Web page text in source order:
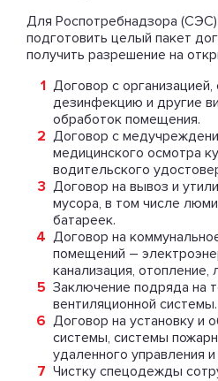
Для Роспотребнадзора
подготовить целый пакет
получить разрешение на
Договор с
дезинфекцию и другие
обработок помещения.
Договор с
медицинского осмотра
водительского
Договор на вывоз и
мусора, в том числе
батареек.
Договор на
помещений –
канализация, отопление,
Заключение подряда на
вентиляционной системы.
Договор на установку и
системы, системы
удаленного управления
Чистку спецодежды